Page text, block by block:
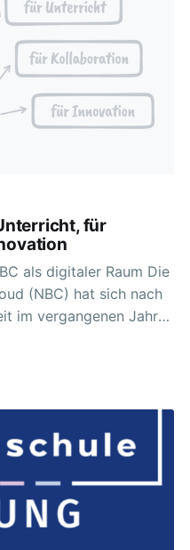
für
als digitaler Raum Die
(NBC) hat sich nach
im vergangenen Jahr
und
neuen Schuljahr gibt